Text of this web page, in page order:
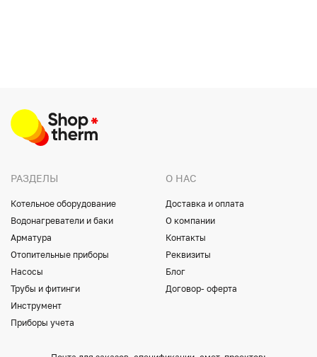
РАЗДЕЛЫ
Котельное оборудование
Водонагреватели и баки
Арматура
Отопительные приборы
Насосы
Трубы и фитинги
Инструмент
Приборы учета
О НАС
Доставка и оплата
О компании
Контакты
Реквизиты
Блог
Договор- оферта